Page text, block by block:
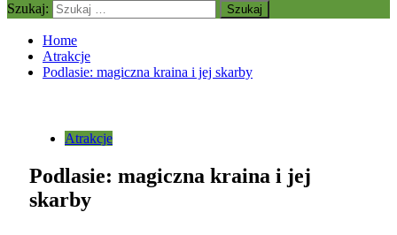
Szukaj:
Home
Atrakcje
Podlasie: magiczna kraina i jej skarby
Atrakcje
Podlasie: magiczna kraina i jej
skarby